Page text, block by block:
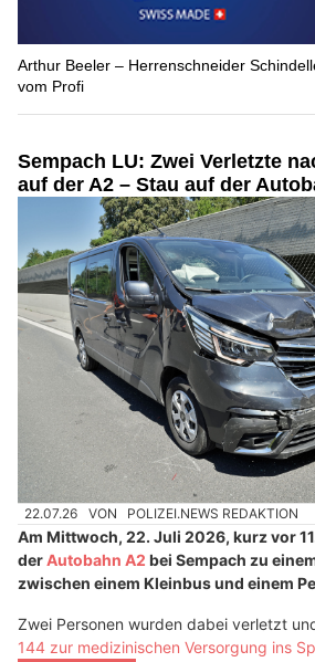
Arthur Beeler – Herrenschneider
vom Profi
Sempach LU: Zwei Verletzte
auf der A2 – Stau auf der
22.07.26 VON POLIZEI.NEWS REDAKTION
Am Mittwoch, 22. Juli 2026, kurz vor
derAutobahn A2 bei Sempach zu
zwischen einem Kleinbus und einem
Zwei Personen wurden dabei verletzt
144 zur medizinischen Versorgung ins